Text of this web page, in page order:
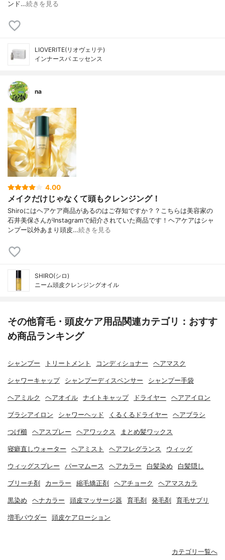
ンド…続きを見る
LIOVERITE(リオヴェリテ)
インナースパ エッセンス
na
4.00
メイクだけじゃなくて頭もクレンジング！
Shiroにはヘアケア商品があるのはご存知ですか？？こちらは美容家の
石井美保さんがInstagramで紹介されていた商品です！ヘアケアはシャ
ンプー以外あまり頭皮…続きを見る
SHIRO(シロ)
ニーム頭皮クレンジングオイル
その他育毛・頭皮ケア用品関連カテゴリ：おすす
め商品ランキング
シャンプー トリートメント コンディショナー ヘアマスク
シャワーキャップ シャンプーディスペンサー シャンプー手袋
ヘアミルク ヘアオイル ナイトキャップ ドライヤー ヘアアイロン
ブラシアイロン シャワーヘッド くるくるドライヤー ヘアブラシ
つげ櫛 ヘアスプレー ヘアワックス まとめ髪ワックス
寝癖直しウォーター ヘアミスト ヘアフレグランス ウィッグ
ウィッグスプレー パーマムース ヘアカラー 白髪染め 白髪隠し
ブリーチ剤 カーラー 縮毛矯正剤 ヘアチョーク ヘアマスカラ
黒染め ヘナカラー 頭皮マッサージ器 育毛剤 発毛剤 育毛サプリ
増毛パウダー 頭皮ケアローション
カテゴリ一覧へ